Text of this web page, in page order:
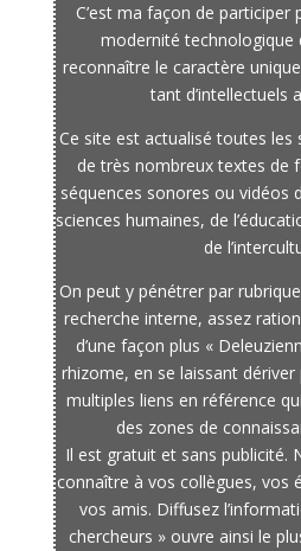
C’est ma façon de
modernité technologique
reconnaître le caractère
tant d’intellectuels
Ce site est actualisé toutes les
de très nombreux textes de
séquences sonores ou vidéos
sciences humaines, de
de
On peut y pénétrer par
recherche interne, assez
d’une façon plus «
rhizome, en se laissant
multiples liens en référence
des zones de
Il est gratuit et sans publicité.
connaître à vos collègues, vos
vos amis. Diffusez
chercheurs » ouvre ainsi le